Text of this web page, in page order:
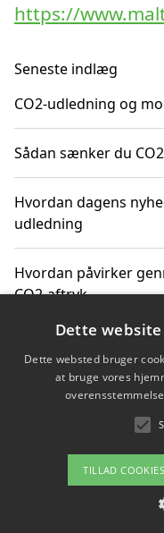
https://
Seneste indlæg
CO2-udledning og
Sådan sænker du
Hvordan dagens
udledning
Hvordan påvirker
CO2-aftryk
Hvordan nyheder
hverdag
Om /
Dette
Dette websted bruger
at bruge vores
TILLAD COOKIES